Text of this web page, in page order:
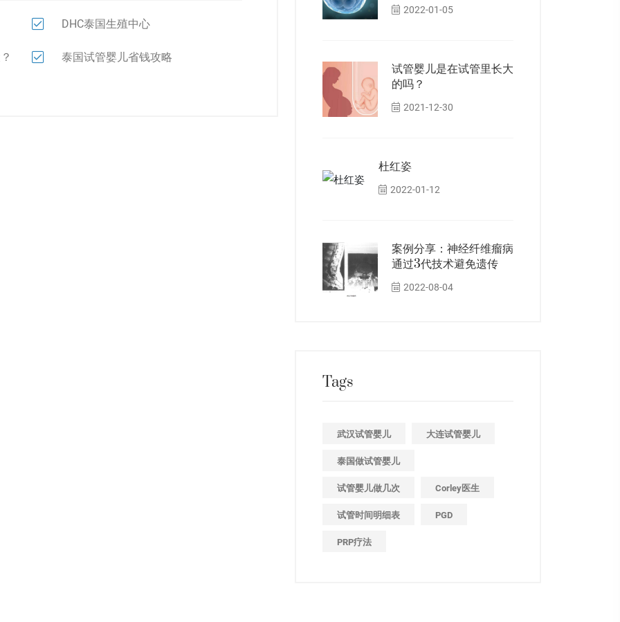
DHC泰国生殖中心
泰国试管婴儿省钱攻略
2022-01-05
试管婴儿是在试管里长大
的吗？
2021-12-30
杜红姿
2022-01-12
案例分享：神经纤维瘤病
通过3代技术避免遗传
2022-08-04
Tags
武汉试管婴儿 大连试管婴儿
泰国做试管婴儿
试管婴儿做几次 Corley医生
试管时间明细表 PGD
PRP疗法